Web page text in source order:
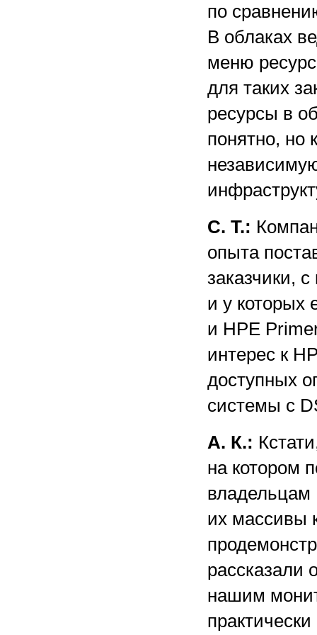
по
В облаках
меню
для таких
ресурсы в
понятно, но
С. Т.:
опыта
заказчики,
и у которых
и HPE
интерес к
доступных
системы с
А. К.:
на котором
владельцам
их массивы
рассказали
нашим